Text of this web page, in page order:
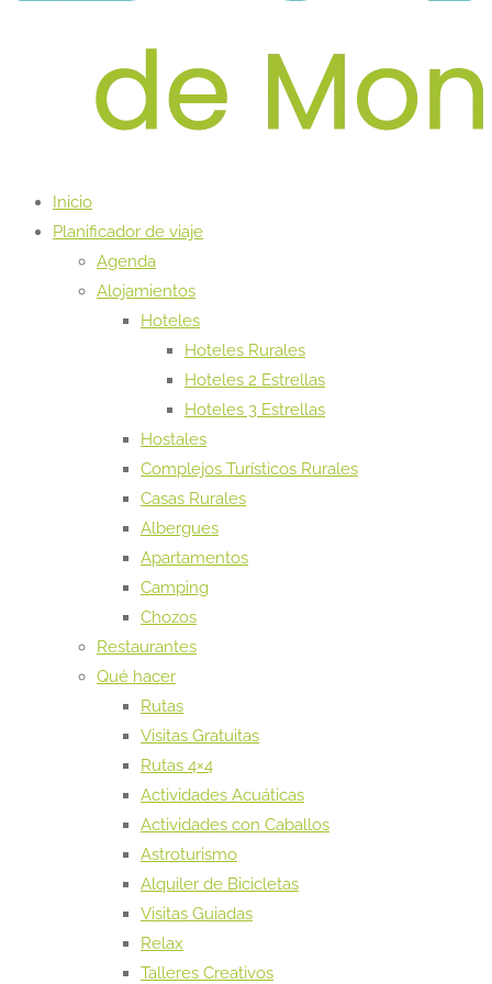
Inicio
Planificador de viaje
Agenda
Alojamientos
Hoteles
Hoteles Rurales
Hoteles 2 Estrellas
Hoteles 3 Estrellas
Hostales
Complejos Turísticos Rurales
Casas Rurales
Albergues
Apartamentos
Camping
Chozos
Restaurantes
Qué hacer
Rutas
Visitas Gratuitas
Rutas 4×4
Actividades Acuáticas
Actividades con Caballos
Astroturismo
Alquiler de Bicicletas
Visitas Guiadas
Relax
Talleres Creativos